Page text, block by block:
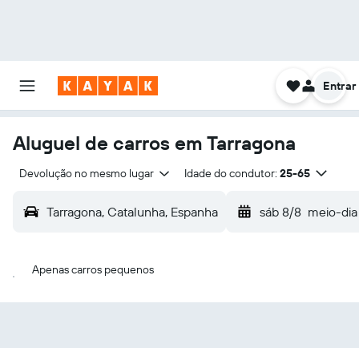
Entrar
Aluguel de carros em Tarragona
Devolução no mesmo lugar Idade do condutor: 25-65
Tarragona, Catalunha, Espanha sáb 8/8 meio-dia
Apenas carros pequenos